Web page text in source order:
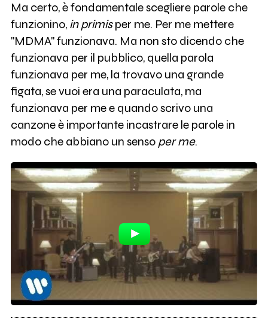
Ma certo, è fondamentale scegliere parole che
funzionino, in primisper me. Per me mettere
"MDMA" funzionava. Ma non sto dicendo che
funzionava per il pubblico, quella parola
funzionava per me, la trovavo una grande
figata, se vuoi era una paraculata, ma
funzionava per me e quando scrivo una
canzone è importante incastrare le parole in
modo che abbiano un senso per me.